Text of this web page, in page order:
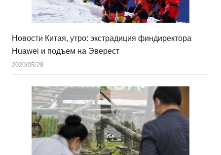
Новости Китая, утро: экстрадиция финдиректора
Huawei и подъем на Эверест
2020/05/28